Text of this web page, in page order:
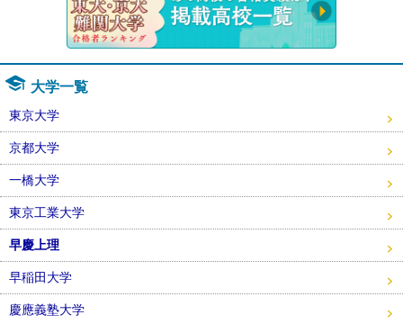
大学一覧
東京大学
京都大学
一橋大学
東京工業大学
早慶上理
早稲田大学
慶應義塾大学